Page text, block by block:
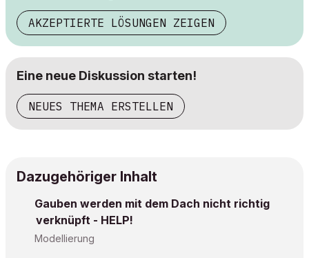
AKZEPTIERTE LÖSUNGEN ZEIGEN
Eine neue Diskussion starten!
NEUES THEMA ERSTELLEN
Dazugehöriger Inhalt
Gauben werden mit dem Dach nicht richtig
verknüpft - HELP!
Modellierung